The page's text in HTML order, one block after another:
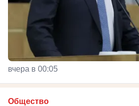
вчера в 00:05
Общество